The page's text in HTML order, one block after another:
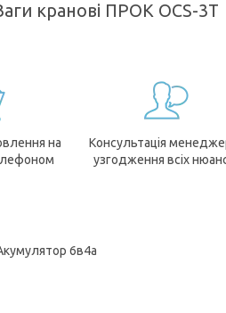
кранові ПРОК OCS-3Т
на
Консультація
узгодження всіх
6в4а